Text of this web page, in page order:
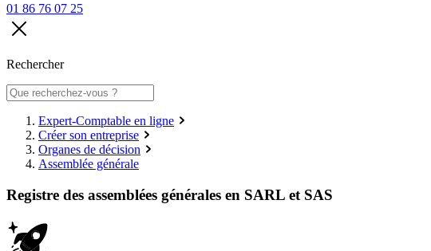
01 86 76 07 25
Rechercher
Expert-Comptable en ligne
Créer son entreprise
Organes de décision
Assemblée générale
Registre des assemblées générales en SARL et SAS